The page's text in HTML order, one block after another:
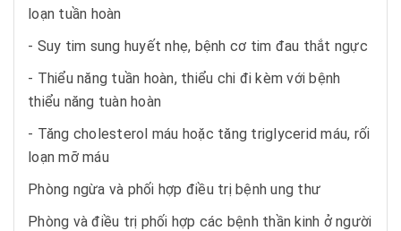
loạn tuần hoàn
- Suy tim sung huyết nhẹ, bệnh cơ tim đau thắt ngực
- Thiểu năng tuần hoàn, thiểu chi đi kèm với bệnh
thiểu năng tuàn hoàn
- Tăng cholesterol máu hoặc tăng triglycerid máu, rối
loạn mỡ máu
Phòng ngừa và phối hợp điều trị bệnh ung thư
Phòng và điều trị phối hợp các bệnh thần kinh ở người